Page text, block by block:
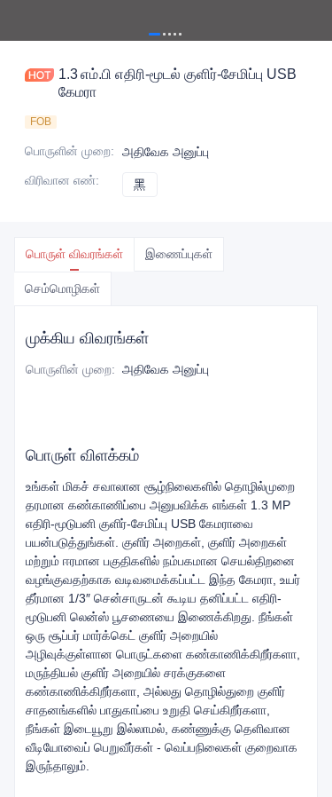
1.3 எம்.பி எதிரி-மூடல் குளிர்-சேமிப்பு USB
கேமரா
FOB
பொருளின் முறை:
அதிவேக அனுப்பு
விரிவான எண்: 黑
பொருள் விவரங்கள் இணைப்புகள்
செம்மொழிகள்
முக்கிய விவரங்கள்
பொருளின் முறை: அதிவேக அனுப்பு
பொருள் விளக்கம்
உங்கள் மிகச் சவாலான சூழ்நிலைகளில் தொழில்முறை
தரமான கண்காணிப்பை அனுபவிக்க எங்கள் 1.3 MP
எதிரி-மூடுபனி குளிர்-சேமிப்பு USB கேமராவை
பயன்படுத்துங்கள். குளிர் அறைகள், குளிர் அறைகள்
மற்றும் ஈரமான பகுதிகளில் நம்பகமான செயல்திறனை
வழங்குவதற்காக வடிவமைக்கப்பட்ட இந்த கேமரா, உயர்
தீர்மான 1/3″ சென்சாருடன் கூடிய தனிப்பட்ட எதிரி-
மூடுபனி லென்ஸ் பூசணையை இணைக்கிறது. நீங்கள்
ஒரு சூப்பர் மார்க்கெட் குளிர் அறையில்
அழிவுக்குள்ளான பொருட்களை கண்காணிக்கிறீர்களா,
மருந்தியல் குளிர் அறையில் சரக்குகளை
கண்காணிக்கிறீர்களா, அல்லது தொழில்துறை குளிர்
சாதனங்களில் பாதுகாப்பை உறுதி செய்கிறீர்களா,
நீங்கள் இடையூறு இல்லாமல், கண்ணுக்கு தெளிவான
வீடியோவைப் பெறுவீர்கள் - வெப்பநிலைகள் குறைவாக
இருந்தாலும்.